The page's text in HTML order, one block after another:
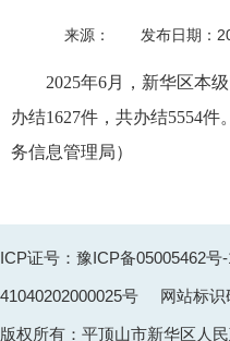
来源： 发布日期：
2025年6月，新华区本
办结1627件，共办结5554件。
务信息管理局）
ICP证号：豫ICP备05005462号-
41040202000025号 网站标识
版权所有：平顶山市新华区人